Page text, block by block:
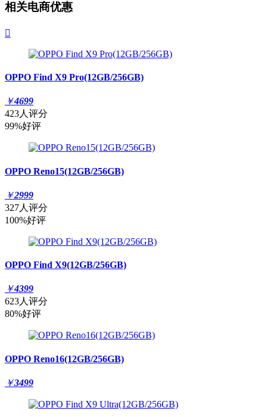
相关电商优惠

OPPO Find X9 Pro(12GB/256GB)
￥4699
423人评分
99%好评
OPPO Reno15(12GB/256GB)
￥2999
327人评分
100%好评
OPPO Find X9(12GB/256GB)
￥4399
623人评分
80%好评
OPPO Reno16(12GB/256GB)
￥3499